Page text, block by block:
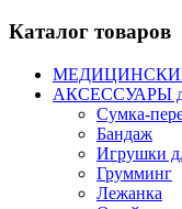
Каталог товаров
МЕДИЦИНСКИЕ
АКСЕССУАРЫ
Сумка-
Бандаж
Игрушки
Грумминг
Лежанка